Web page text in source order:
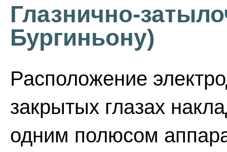
Глазнично-
Бургиньону)
Расположение
закрытых глазах
одним полюсом